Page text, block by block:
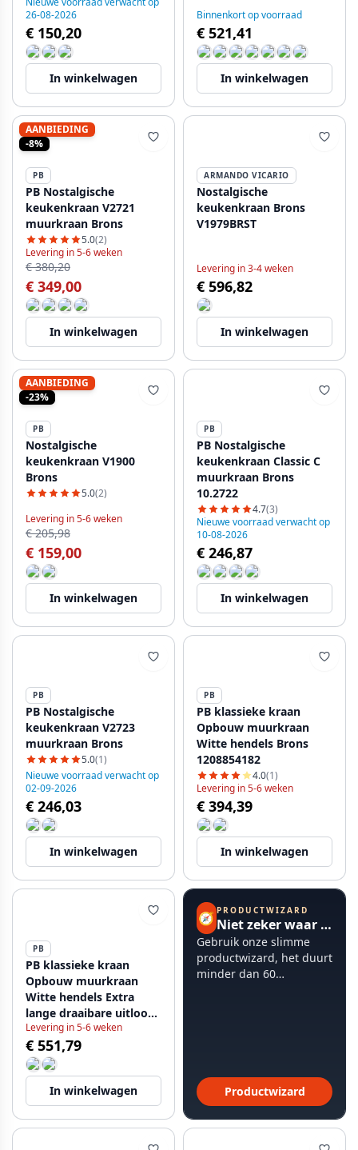
9001-HM
26-08-2026
€ 150,20
In winkelwagen
Binnenkort op voorraad
€ 521,41
In winkelwagen
AANBIEDING
-8%
PB
PB Nostalgische
keukenkraan V2721
muurkraan Brons
5.0(2)
Levering in 5-6 weken
€ 380,20
€ 349,00
In winkelwagen
ARMANDO VICARIO
Nostalgische
keukenkraan Brons
V1979BRST
Levering in 3-4 weken
€ 596,82
In winkelwagen
AANBIEDING
-23%
PB
Nostalgische
keukenkraan V1900
Brons
5.0(2)
Levering in 5-6 weken
€ 205,98
€ 159,00
In winkelwagen
PB
PB Nostalgische
keukenkraan Classic C
muurkraan Brons
10.2722
4.7(3)
Nieuwe voorraad verwacht op
10-08-2026
€ 246,87
In winkelwagen
PB
PB Nostalgische
keukenkraan V2723
muurkraan Brons
5.0(1)
Nieuwe voorraad verwacht op
02-09-2026
€ 246,03
In winkelwagen
PB
PB klassieke kraan
Opbouw muurkraan
Witte hendels Brons
1208854182
4.0(1)
Levering in 5-6 weken
€ 394,39
In winkelwagen
PB
PB klassieke kraan
Opbouw muurkraan
Witte hendels Extra
lange draaibare uitloop
Brons 1208854242
Levering in 5-6 weken
€ 551,79
In winkelwagen
🧭 PRODUCTWIZARD
Niet zeker waar te beginnen?
Gebruik onze slimme
productwizard, het duurt
minder dan 60
Productwizard